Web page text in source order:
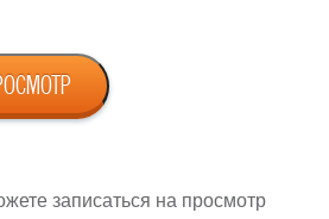
записаться на просмотр